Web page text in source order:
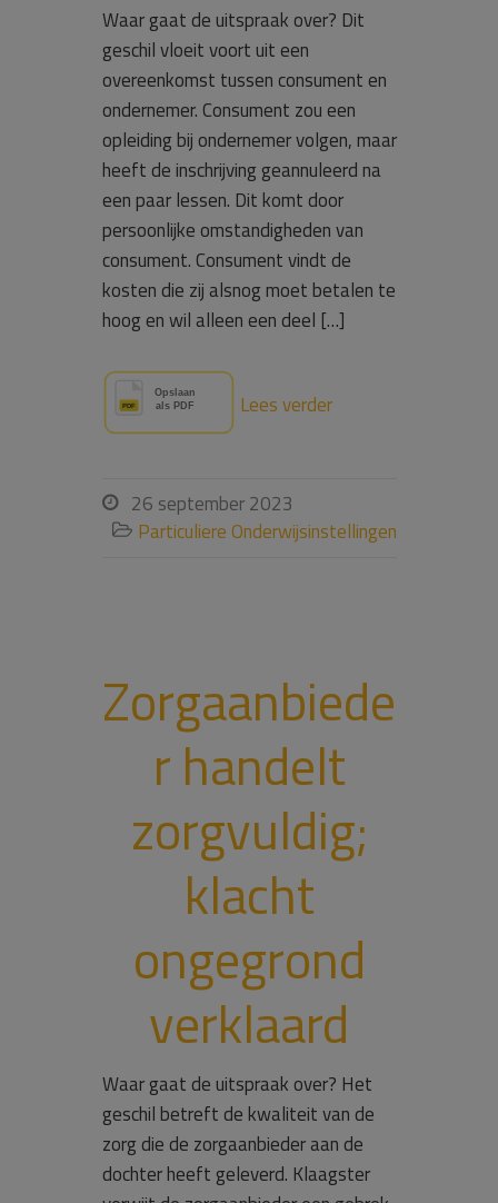
Waar gaat de uitspraak over? Dit
geschil vloeit voort uit een
overeenkomst tussen consument en
ondernemer. Consument zou een
opleiding bij ondernemer volgen, maar
heeft de inschrijving geannuleerd na
een paar lessen. Dit komt door
persoonlijke omstandigheden van
consument. Consument vindt de
kosten die zij alsnog moet betalen te
hoog en wil alleen een deel […]
Lees verder
 26 september 2023
 Particuliere Onderwijsinstellingen
Zorgaanbiede
r handelt
zorgvuldig;
klacht
ongegrond
verklaard
Waar gaat de uitspraak over? Het
geschil betreft de kwaliteit van de
zorg die de zorgaanbieder aan de
dochter heeft geleverd. Klaagster